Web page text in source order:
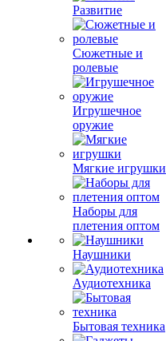
Развитие
Сюжетные и
ролевые
Игрушечное
оружие
Мягкие игрушки
Наборы для
плетения оптом
Наушники
Аудиотехника
Бытовая техника